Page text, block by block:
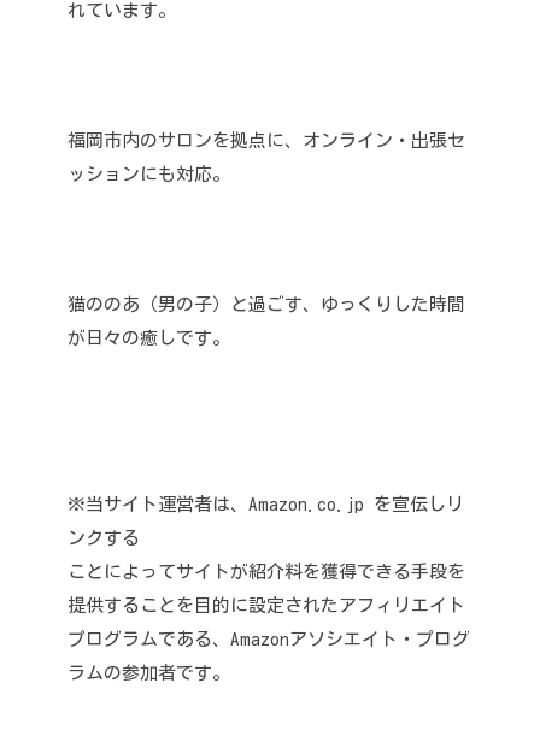
れています。
福岡市内のサロンを拠点に、オンライン・出張セ
ッションにも対応。
猫ののあ（男の子）と過ごす、ゆっくりした時間
が日々の癒しです。
※当サイト運営者は、Amazon.co.jp を宣伝しリ
ンクする
ことによってサイトが紹介料を獲得できる手段を
提供することを目的に設定されたアフィリエイト
プログラムである、Amazonアソシエイト・プログ
ラムの参加者です。